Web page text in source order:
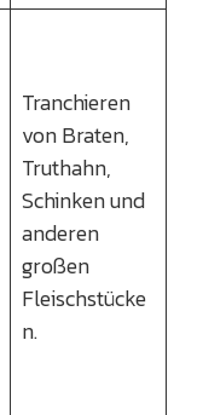
Tranchieren
von Braten,
Truthahn,
Schinken und
anderen
großen
Fleischstücke
n.